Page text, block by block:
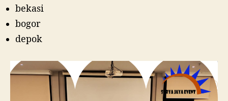
bekasi
bogor
depok